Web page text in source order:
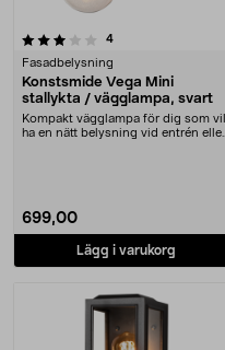
4recensioner
Fasadbelysning
Konstsmide Vega Mini
stallykta / vägglampa, svart
Kompakt vägglampa för dig som vill
ha en nätt belysning vid entrén eller
699,00
Lägg i varukorg
4.5 av 5 stjärnor